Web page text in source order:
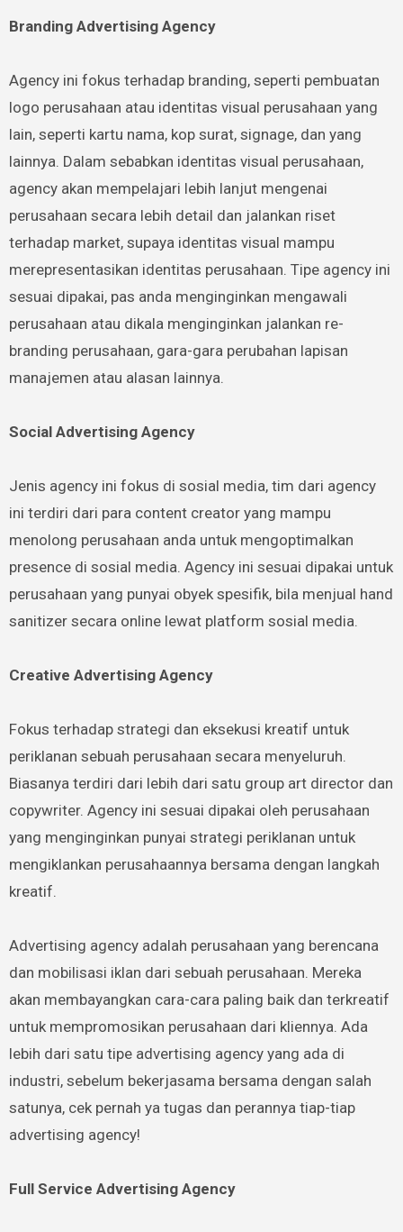
Branding Advertising Agency
Agency ini fokus terhadap branding, seperti pembuatan
logo perusahaan atau identitas visual perusahaan yang
lain, seperti kartu nama, kop surat, signage, dan yang
lainnya. Dalam sebabkan identitas visual perusahaan,
agency akan mempelajari lebih lanjut mengenai
perusahaan secara lebih detail dan jalankan riset
terhadap market, supaya identitas visual mampu
merepresentasikan identitas perusahaan. Tipe agency ini
sesuai dipakai, pas anda menginginkan mengawali
perusahaan atau dikala menginginkan jalankan re-
branding perusahaan, gara-gara perubahan lapisan
manajemen atau alasan lainnya.
Social Advertising Agency
Jenis agency ini fokus di sosial media, tim dari agency
ini terdiri dari para content creator yang mampu
menolong perusahaan anda untuk mengoptimalkan
presence di sosial media. Agency ini sesuai dipakai untuk
perusahaan yang punyai obyek spesifik, bila menjual hand
sanitizer secara online lewat platform sosial media.
Creative Advertising Agency
Fokus terhadap strategi dan eksekusi kreatif untuk
periklanan sebuah perusahaan secara menyeluruh.
Biasanya terdiri dari lebih dari satu group art director dan
copywriter. Agency ini sesuai dipakai oleh perusahaan
yang menginginkan punyai strategi periklanan untuk
mengiklankan perusahaannya bersama dengan langkah
kreatif.
Advertising agency adalah perusahaan yang berencana
dan mobilisasi iklan dari sebuah perusahaan. Mereka
akan membayangkan cara-cara paling baik dan terkreatif
untuk mempromosikan perusahaan dari kliennya. Ada
lebih dari satu tipe advertising agency yang ada di
industri, sebelum bekerjasama bersama dengan salah
satunya, cek pernah ya tugas dan perannya tiap-tiap
advertising agency!
Full Service Advertising Agency